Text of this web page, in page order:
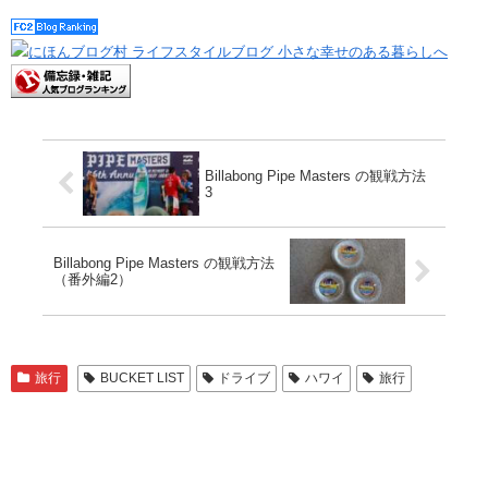
Billabong Pipe Masters の観戦方法
3
Billabong Pipe Masters の観戦方法
（番外編2）
旅行 BUCKET LIST ドライブ ハワイ 旅行